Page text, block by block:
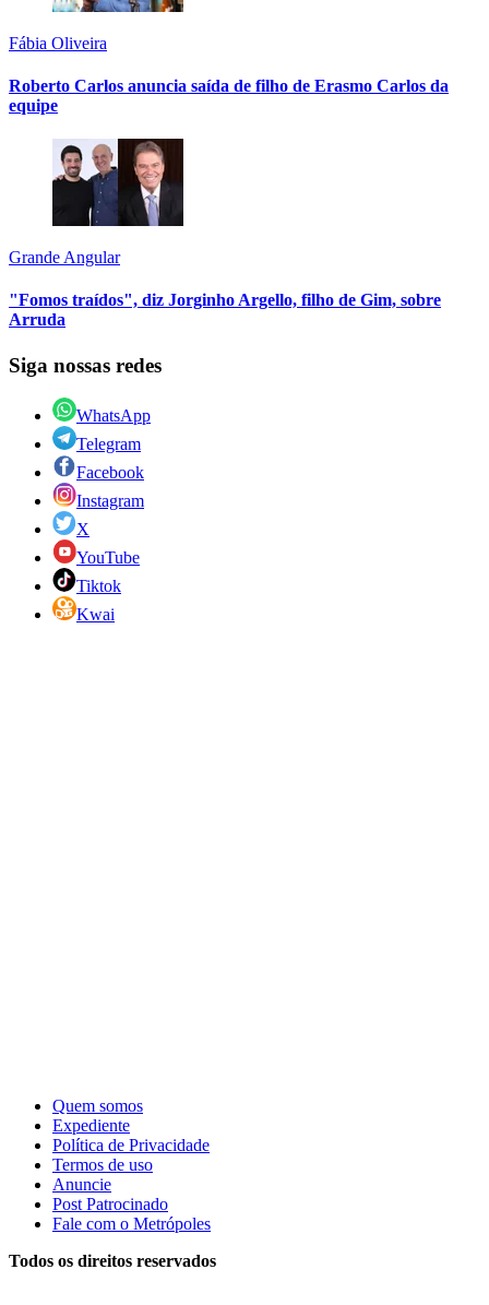
Fábia Oliveira
Roberto Carlos anuncia saída de filho de Erasmo Carlos da
equipe
Grande Angular
"Fomos traídos", diz Jorginho Argello, filho de Gim, sobre
Arruda
Siga nossas redes
WhatsApp
Telegram
Facebook
Instagram
X
YouTube
Tiktok
Kwai
Quem somos
Expediente
Política de Privacidade
Termos de uso
Anuncie
Post Patrocinado
Fale com o Metrópoles
Todos os direitos reservados